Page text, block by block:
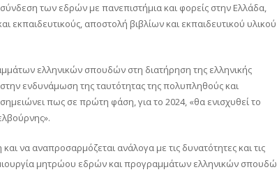
των εδρών με πανεπιστήμια και φορείς στην Ελλάδα,
εκπαιδευτικούς, αποστολή βιβλίων και εκπαιδευτικού υλικού
ελληνικών σπουδών στη διατήρηση της ελληνικής
ενδυνάμωση της ταυτότητας της πολυπληθούς και
πως σε πρώτη φάση, για το 2024, «θα ενισχυθεί το
να αναπροσαρμόζεται ανάλογα με τις δυνατότητες και τις
μητρώου εδρών και προγραμμάτων ελληνικών